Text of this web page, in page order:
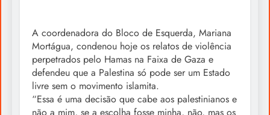
A coordenadora do Bloco de Esquerda, Mariana
Mortágua, condenou hoje os relatos de violência
perpetrados pelo Hamas na Faixa de Gaza e
defendeu que a Palestina só pode ser um Estado
livre sem o movimento islamita.
“Essa é uma decisão que cabe aos palestinianos e